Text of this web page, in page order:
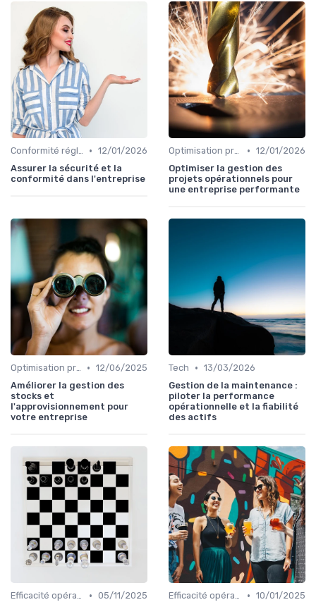
Conformité réglementaire • 12/01/2026
Assurer la sécurité et la
conformité dans l'entreprise
Optimisation processus • 12/01/2026
Optimiser la gestion des
projets opérationnels pour
une entreprise performante
Optimisation processus • 12/06/2025
Améliorer la gestion des
stocks et
l'approvisionnement pour
votre entreprise
Tech • 13/03/2026
Gestion de la maintenance :
piloter la performance
opérationnelle et la fiabilité
des actifs
Efficacité opérationnelle • 05/11/2025
Efficacité opérationnelle • 10/01/2025